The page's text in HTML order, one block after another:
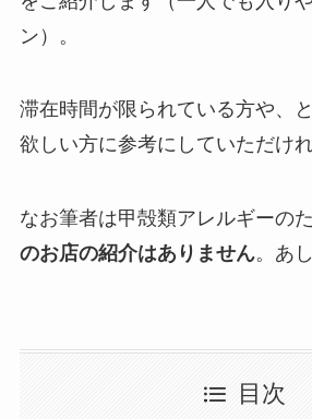
ン）。
滞在時間が限られている方や、
欲しい方に参考にしていただけ
なお筆者は甲殻類アレルギーの
のお店の紹介はありません。あ
目次